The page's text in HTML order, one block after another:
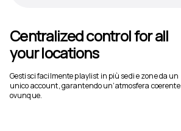
Centralized control for all
your locations
Gestisci facilmente playlist in più sedi e zone da un
unico account, garantendo un’atmosfera coerente
ovunque.